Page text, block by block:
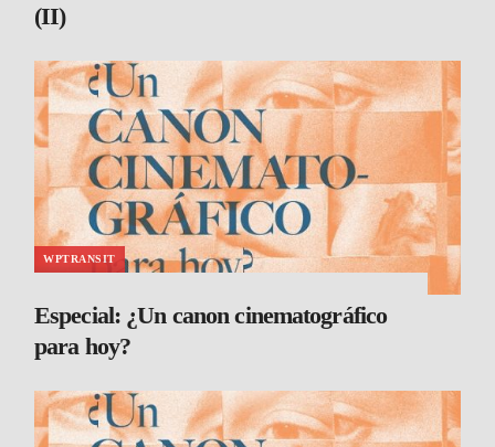
(II)
WPTRANSIT
Especial: ¿Un canon cinematográfico
para hoy?